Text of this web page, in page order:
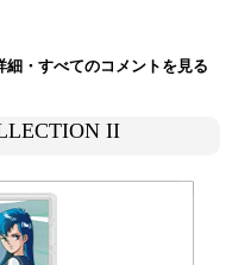
・すべてのコメントを見る
II